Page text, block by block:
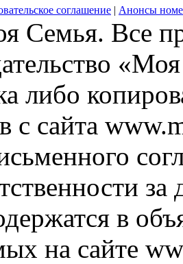
соглашение | Анонсы
Семья. Все
либо
с сайта
в
на сайте